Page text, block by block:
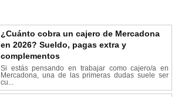
¿Cuánto cobra un cajero de Mercadona
en 2026? Sueldo, pagas extra y
complementos
Si estás pensando en trabajar como cajero/a en
Mercadona, una de las primeras dudas suele ser
cu...